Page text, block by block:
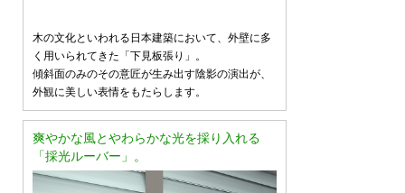
木の文化といわれる日本建築において、外壁に多
く用いられてきた「下見板張り」。
傾斜面のみのその意匠が生み出す陰影の演出が、
外観に美しい表情をもたらします。
爽やかな風とやわらかな光を採り入れる
「採光ルーバー」。